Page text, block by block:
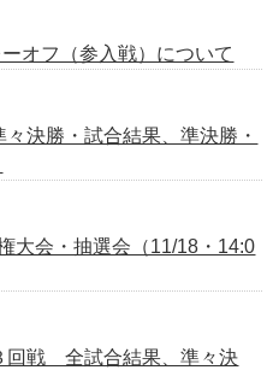
オフ（参入戦）について
決勝・試合結果、準決勝・
大会・抽選会（11/18・14:0
回戦 全試合結果、準々決